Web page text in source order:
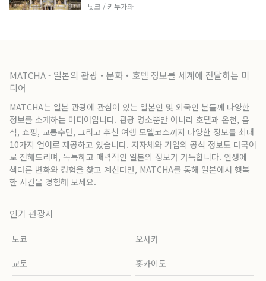
닛코 / 키누가와
MATCHA - 일본의 관광・문화・호텔 정보를 세계에 전달하는 미
디어
MATCHA는 일본 관광에 관심이 있는 일본인 및 외국인 분들께 다양한
정보를 소개하는 미디어입니다. 관광 명소뿐만 아니라 호텔과 온천, 음
식, 쇼핑, 교통수단, 그리고 추천 여행 모델코스까지 다양한 정보를 최대
10가지 언어로 제공하고 있습니다. 지자체와 기업의 공식 정보도 다국어
로 전해드리며, 독특하고 매력적인 일본의 정보가 가득합니다. 인생에
색다른 변화와 경험을 찾고 계신다면, MATCHA를 통해 일본에서 행복
한 시간을 경험해 보세요.
인기 관광지
도쿄 오사카
교토 홋카이도